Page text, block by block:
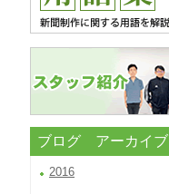
ブログ アーカイブ
2016